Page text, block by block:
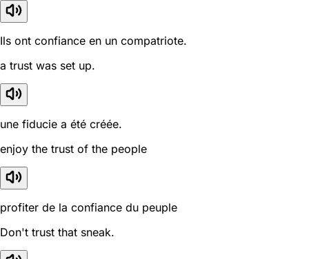
Ils ont confiance en un compatriote.
a trust was set up.
une fiducie a été créée.
enjoy the trust of the people
profiter de la confiance du peuple
Don't trust that sneak.